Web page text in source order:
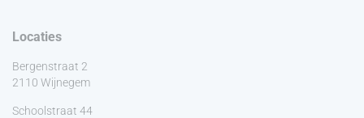
Locaties
Bergenstraat 2
2110 Wijnegem
Schoolstraat 44